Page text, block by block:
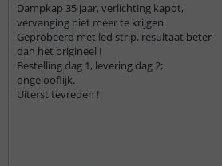
Dampkap 35 jaar, verlichting kapot,
vervanging niet meer te krijgen.
Geprobeerd met led strip, resultaat beter
dan het origineel !
Bestelling dag 1, levering dag 2;
ongelooflijk.
Uiterst tevreden !